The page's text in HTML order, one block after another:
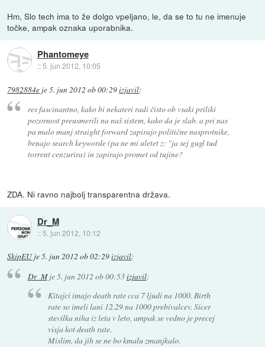
Hm, Slo tech ima to že dolgo vpeljano, le, da se to tu ne imenuje
točke, ampak oznaka uporabnika.
Phantomeye
::5. jun 2012, 10:05
7982884e je5. jun 2012 ob 00:29izjavil:
res fascinantno, kako bi nekateri radi čisto ob vsaki priliki
pozornost preusmerili na naš sistem, kako da je slab. a pri nas
pa malo manj straight forward zapirajo politične nasprotnike,
benajo search keyworde (pa ne mi uletet z: "ja sej gugl tud
torrent cenzurira) in zapirajo promet od tujine?
ZDA. Ni ravno najbolj transparentna država.
Dr_M
:: 5. jun 2012, 10:12
SkipEU je5. jun 2012 ob 02:29izjavil:
Dr_Mje5. jun 2012 ob 00:53izjavil:
Kitajci imajo death rate cca 7 ljudi na 1000. Birth
rate so imeli lani 12.29 na 1000 prebivalcev. Sicer
stevilka niha iz leta v leto, ampak se vedno je precej
visja kot death rate.
Mislim, da jih se ne bo kmalu zmanjkalo.